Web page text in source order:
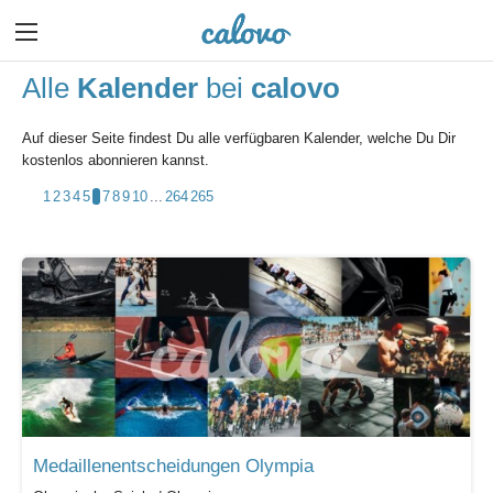
Alle Kalender bei calovo
Auf dieser Seite findest Du alle verfügbaren Kalender, welche Du Dir
kostenlos abonnieren kannst.
1 23456789 10 264 265
Medaillenentscheidungen Olympia